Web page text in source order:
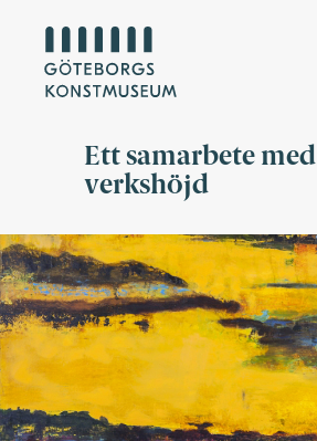
Ett samarbete med
verkshöjd